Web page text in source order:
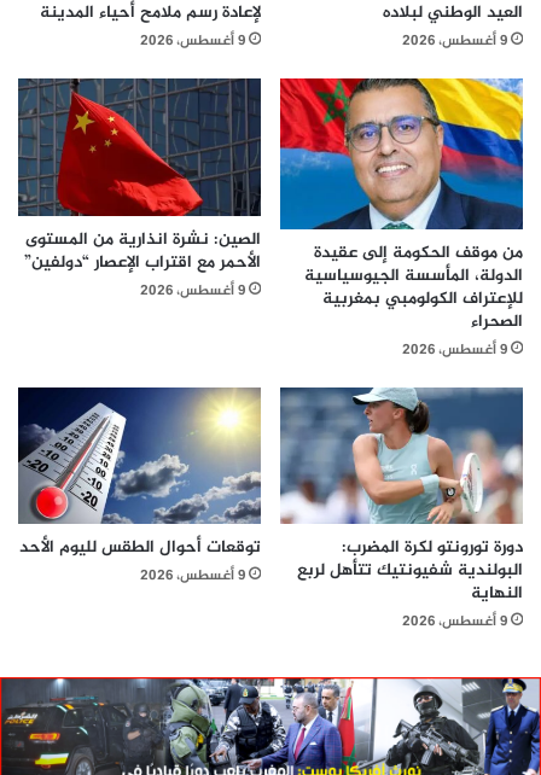
العيد الوطني لبلاده
9 أغسطس، 2026
لإعادة رسم ملامح أحياء المدينة
9 أغسطس، 2026
من موقف الحكومة إلى عقيدة
الدولة، المأسسة الجيوسياسية
للإعتراف الكولومبي بمغربية
الصحراء
9 أغسطس، 2026
الصين: نشرة انذارية من المستوى
الأحمر مع اقتراب الإعصار “دولفين”
9 أغسطس، 2026
دورة تورونتو لكرة المضرب:
البولندية شفيونتيك تتأهل لربع
النهاية
9 أغسطس، 2026
توقعات أحوال الطقس لليوم الأحد
9 أغسطس، 2026